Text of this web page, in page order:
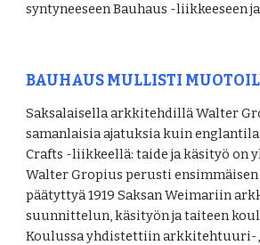
syntyneeseen Bauhaus -liikkeeseen
BAUHAUS MULLISTI
Saksalaisella arkkitehdillä Walter
samanlaisia ajatuksia kuin
Crafts -liikkeellä: taide ja käsityö on
Walter Gropius perusti
päätyttyä 1919 Saksan Weimariin
suunnittelun, käsityön ja taiteen
Koulussa yhdistettiin arkkitehtuuri-